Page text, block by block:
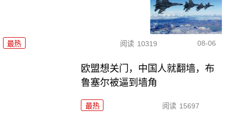
最热 阅读 10319 08-06
欧盟想关门，中国人就翻墙，布
鲁塞尔被逼到墙角
最热 阅读 15697